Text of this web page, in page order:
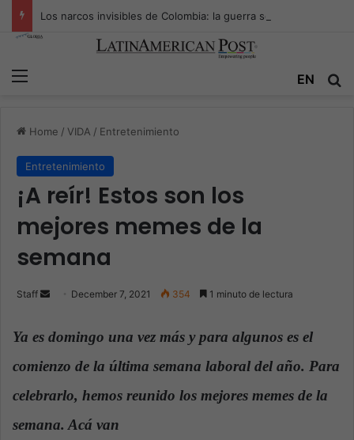
EN
Home / VIDA / Entretenimiento
Entretenimiento
¡A reír! Estos son los
mejores memes de la
semana
Staff
n
a
m
December 7, 2021 354 1 minuto de lectura
Ya es domingo una vez más y para algunos es el
comienzo de la última semana laboral del año. Para
celebrarlo, hemos reunido los mejores memes de la
semana. Acá van